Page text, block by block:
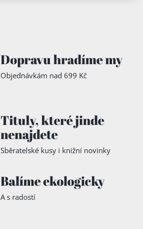
Dopravu hradíme my
Objednávkám nad 699 Kč
Tituly,které jinde
nenajdete
Sběratelské kusy i knižní novinky
Balíme ekologicky
A s radostí